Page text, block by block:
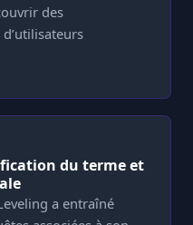
des
du terme et
a entraîné